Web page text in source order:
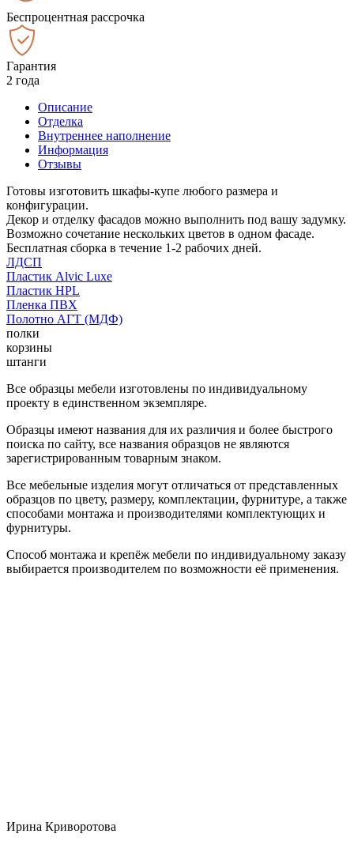
Беспроцентная рассрочка
Гарантия
2 года
Описание
Отделка
Внутреннее наполнение
Информация
Отзывы
Готовы изготовить шкафы-купе любого размера и
конфигурации.
Декор и отделку фасадов можно выполнить под вашу задумку.
Возможно сочетание нескольких цветов в одном фасаде.
Бесплатная сборка в течение 1-2 рабочих дней.
ЛДСП
Пластик Alvic Luxe
Пластик HPL
Пленка ПВХ
Полотно АГТ (МДФ)
полки
корзины
штанги
Все образцы мебели изготовлены по индивидуальному
проекту в единственном экземпляре.
Образцы имеют названия для их различия и более быстрого
поиска по сайту, все названия образцов не являются
зарегистрированным товарным знаком.
Все мебельные изделия могут отличаться от представленных
образцов по цвету, размеру, комплектации, фурнитуре, а также
способами монтажа и производителями комплектующих и
фурнитуры.
Способ монтажа и крепёж мебели по индивидуальному заказу
выбирается производителем по возможности её применения.
Ирина Криворотова